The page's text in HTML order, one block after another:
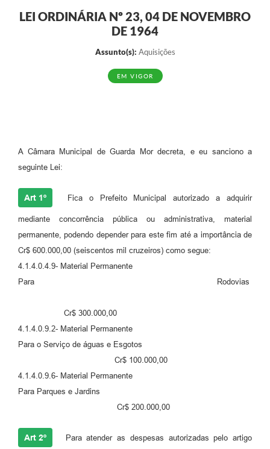
LEI ORDINÁRIA Nº 23, 04 DE NOVEMBRO
DE 1964
Assunto(s): Aquisições
EM VIGOR
A Câmara Municipal de Guarda Mor decreta, e eu sanciono a
seguinte Lei:
Art 1º Fica o Prefeito Municipal autorizado a adquirir
mediante concorrência pública ou administrativa, material
permanente, podendo depender para este fim até a importância de
Cr$ 600.000,00 (seiscentos mil cruzeiros) como segue:
4.1.4.0.4.9- Material Permanente
Para Rodovias
Cr$ 300.000,00
4.1.4.0.9.2- Material Permanente
Para o Serviço de águas e Esgotos
Cr$ 100.000,00
4.1.4.0.9.6- Material Permanente
Para Parques e Jardins
Cr$ 200.000,00
Art 2º Para atender as despesas autorizadas pelo artigo